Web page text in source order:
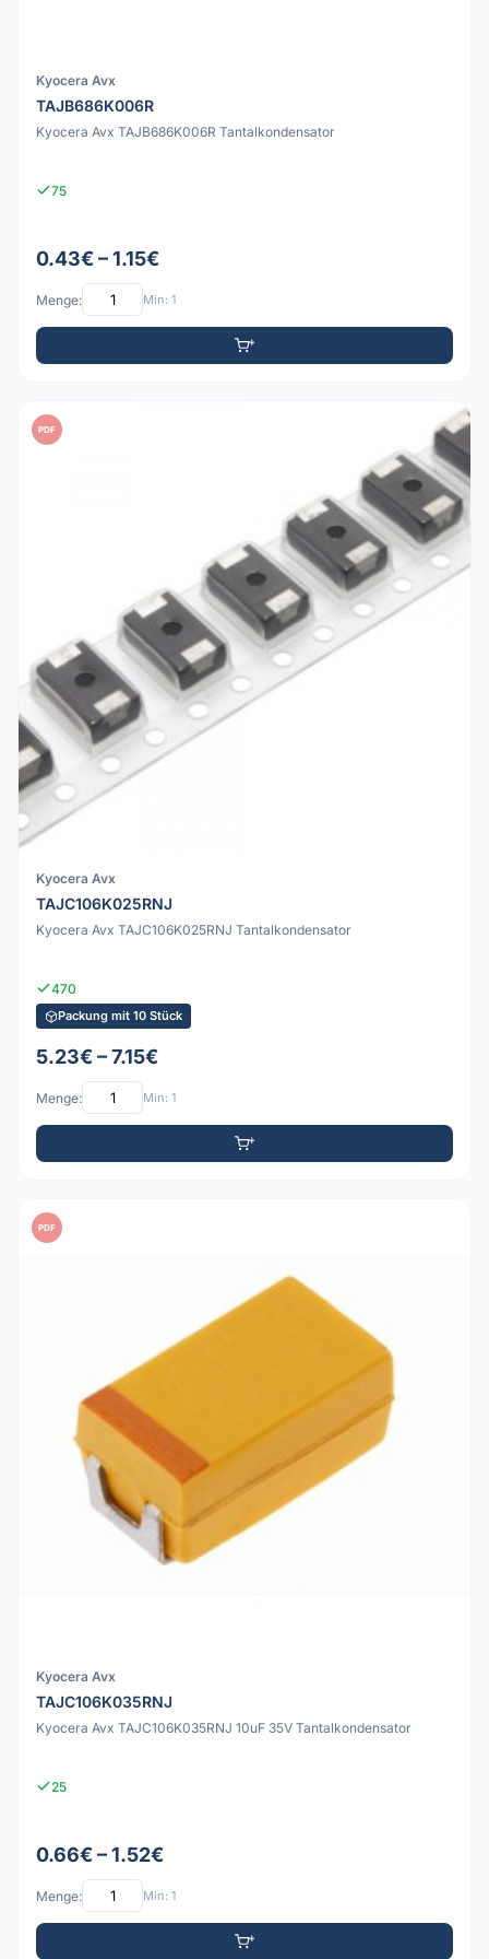
Kyocera Avx
TAJB686K006R
Kyocera Avx TAJB686K006R Tantalkondensator
75
0.43€ – 1.15€
Menge: Min: 1
PDF
Kyocera Avx
TAJC106K025RNJ
Kyocera Avx TAJC106K025RNJ Tantalkondensator
470
Packung mit 10 Stück
5.23€ – 7.15€
Menge: Min: 1
PDF
Kyocera Avx
TAJC106K035RNJ
Kyocera Avx TAJC106K035RNJ 10uF 35V Tantalkondensator
25
0.66€ – 1.52€
Menge: Min: 1